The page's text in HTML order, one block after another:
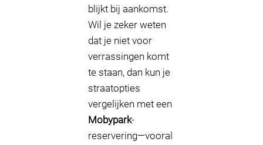
blijkt bij aankomst.
Wil je zeker weten
dat je niet voor
verrassingen komt
te staan, dan kun je
straatopties
vergelijken met een
Mobypark-
reservering—vooral